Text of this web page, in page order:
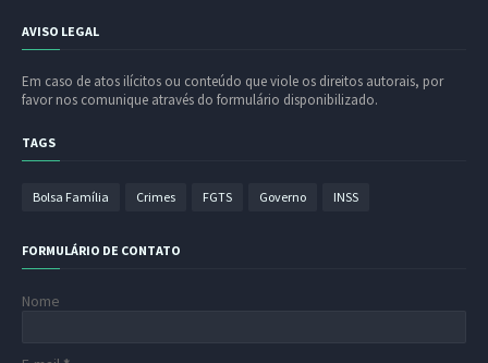
AVISO LEGAL
Em caso de atos ilícitos ou conteúdo que viole os direitos autorais, por
favor nos comunique através do formulário disponibilizado.
TAGS
Bolsa Família Crimes FGTS Governo INSS
FORMULÁRIO DE CONTATO
Nome